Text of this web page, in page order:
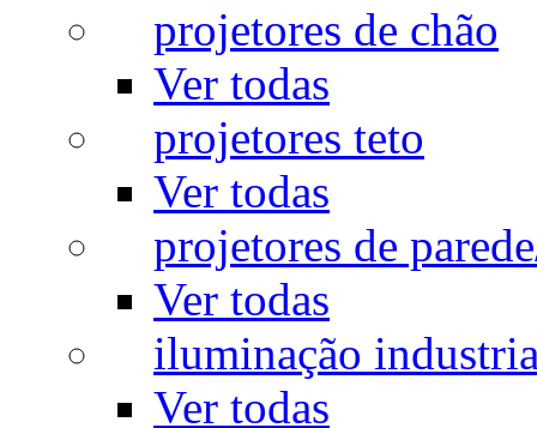
projetores de chão
Ver todas
projetores teto
Ver todas
projetores de
Ver todas
iluminação
Ver todas